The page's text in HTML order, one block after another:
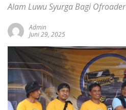
Alam Luwu Syurga Bagi Ofroader
Admin
Juni 29, 2025